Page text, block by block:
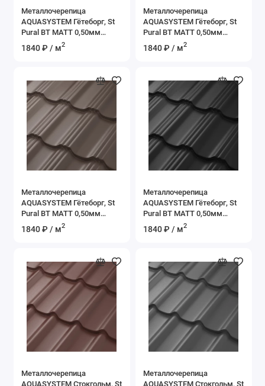
Металлочерепица
AQUASYSTEM Гётеборг, St
Pural BT MATT 0,50мм
(Zn275) RR 23 - темно-
серый
1840 ₽ / м2
Металлочерепица
AQUASYSTEM Гётеборг, St
Pural BT MATT 0,50мм
(Zn275) RR 2H3 - сланцевый
1840 ₽ / м2
Металлочерепица
AQUASYSTEM Гётеборг, St
Pural BT MATT 0,50мм
(Zn275) RR 32 - темно-
коричневый
1840 ₽ / м2
Металлочерепица
AQUASYSTEM Гётеборг, St
Pural BT MATT 0,50мм
(Zn275) RR 33 - черный
1840 ₽ / м2
Металлочерепица
AQUASYSTEM Стокгольм, St
Металлочерепица
AQUASYSTEM Стокгольм, St